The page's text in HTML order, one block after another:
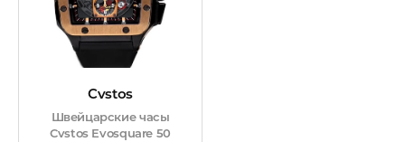
Cvstos
Швейцарские часы
Cvstos Evosquare 50